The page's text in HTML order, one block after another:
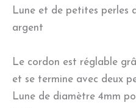
Lune et de petites perles
argent
Le cordon est réglable
et se termine avec deux
Lune de diamètre 4mm